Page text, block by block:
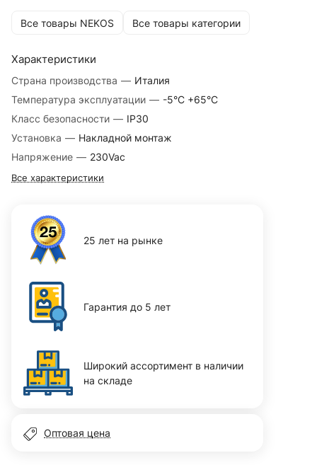
Все товары NEKOS Все товары категории
Характеристики
Страна производства — Италия
Температура эксплуатации — -5°С +65°С
Класс безопасности — IP30
Установка — Накладной монтаж
Напряжение — 230Vac
Все характеристики
25 лет на рынке
Гарантия до 5 лет
Широкий ассортимент в наличии
на складе
Оптовая цена